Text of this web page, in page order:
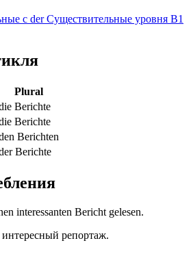
с derСуществительные уровня B1
Plural
Berichte
Berichte
Berichten
Berichte
interessanten Bericht gelesen.
репортаж.